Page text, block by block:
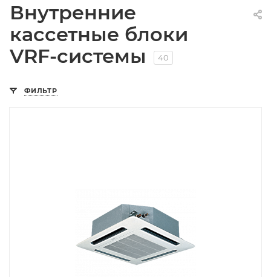
Внутренние
кассетные блоки
VRF-системы
40
ФИЛЬТР